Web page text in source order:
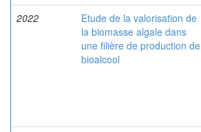
2022
Etude de la valorisation de
la biomasse algale dans
une filière de production de
bioalcool